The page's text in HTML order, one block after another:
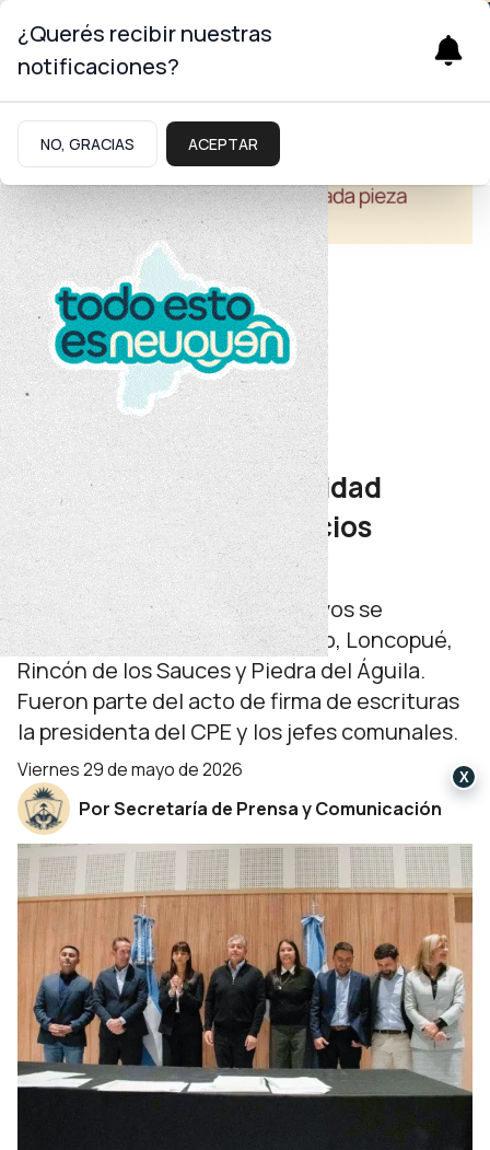
Educación
Firma de escrituras
Se regularizó la titularidad
inmueble de seis edificios
escolares del interior
Los establecimientos educativos se
encuentran en Mariano Moreno, Loncopué,
Rincón de los Sauces y Piedra del Águila.
Fueron parte del acto de firma de escrituras
la presidenta del CPE y los jefes comunales.
viernes 29 de mayo de 2026
Por Secretaría de Prensa y Comunicación
¿Querés recibir nuestras
notificaciones?
NO, GRACIAS ACEPTAR
X